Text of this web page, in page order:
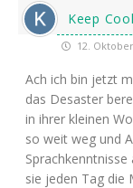
Keep Cool
12.
Ach ich bin jetzt
das Desas­ter
in ihrer klei­nen
so weit weg und
sie jeden Tag die